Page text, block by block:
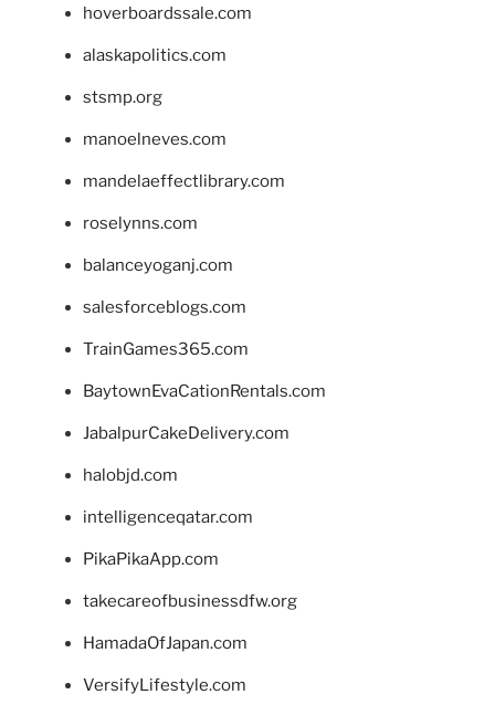
hoverboardssale.com
alaskapolitics.com
stsmp.org
manoelneves.com
mandelaeffectlibrary.com
roselynns.com
balanceyoganj.com
salesforceblogs.com
TrainGames365.com
BaytownEvaCationRentals.com
JabalpurCakeDelivery.com
halobjd.com
intelligenceqatar.com
PikaPikaApp.com
takecareofbusinessdfw.org
HamadaOfJapan.com
VersifyLifestyle.com